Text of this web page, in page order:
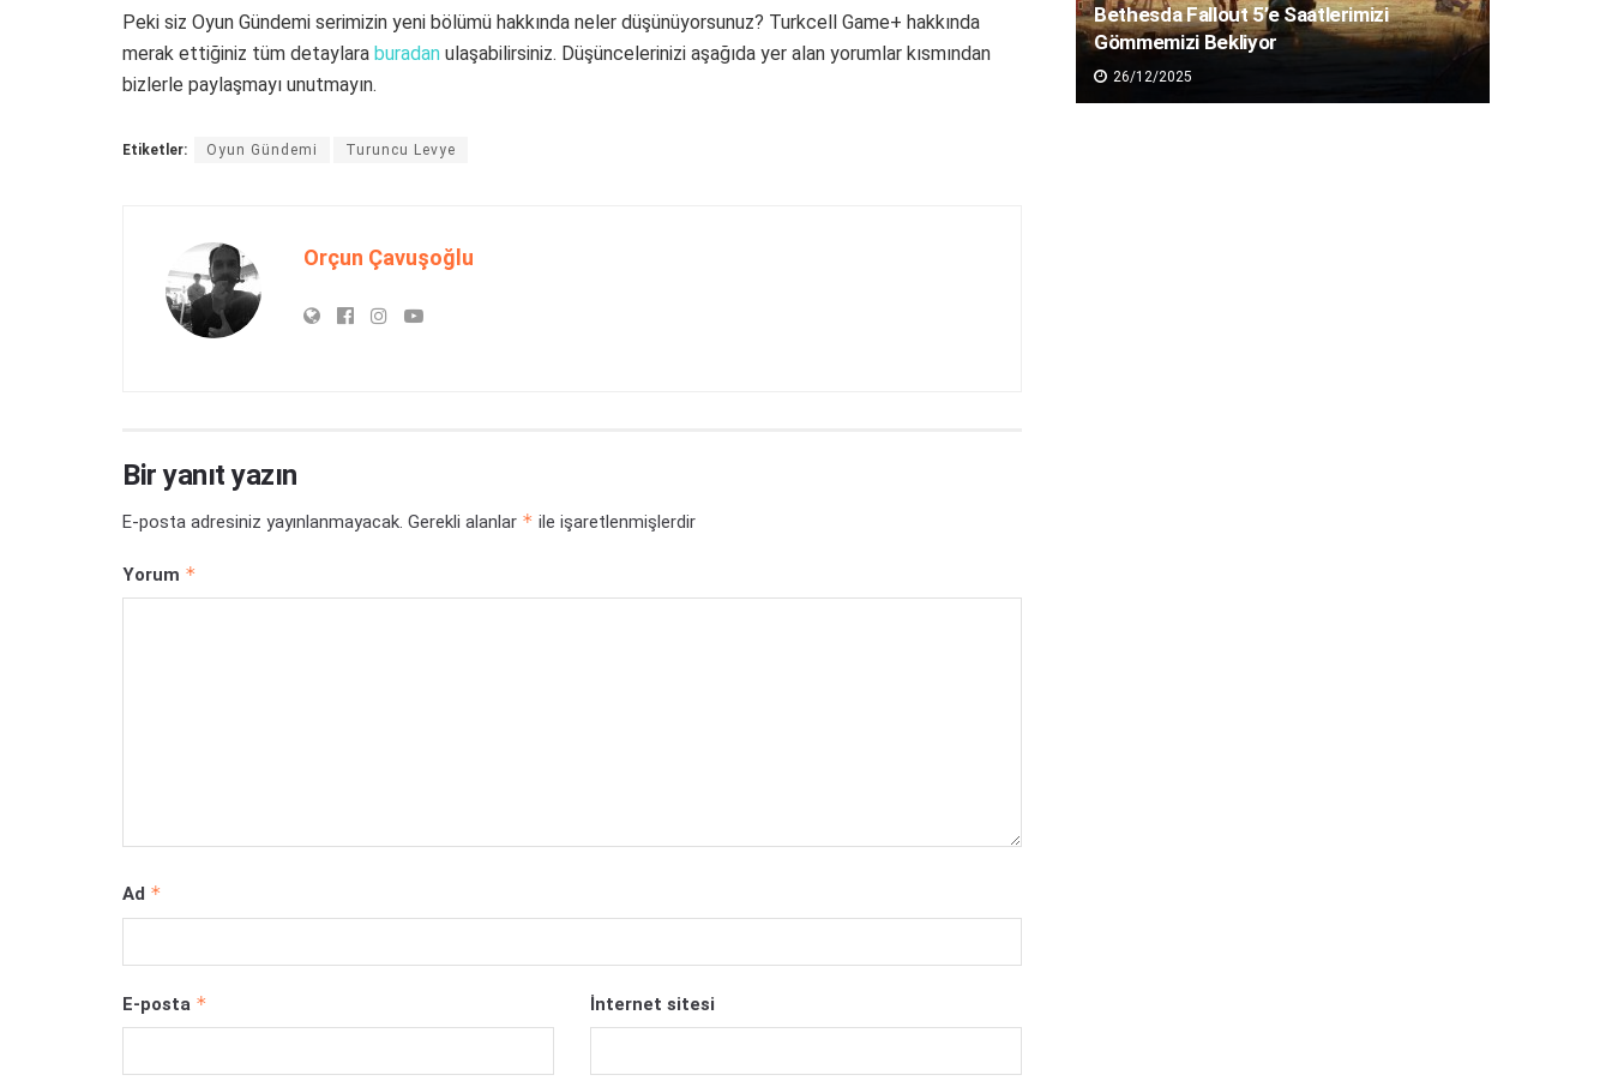
Peki siz Oyun Gündemi serimizin yeni bölümü hakkında neler düşünüyorsunuz? Turkcell Game+ hakkında
merak ettiğiniz tüm detaylara buradan ulaşabilirsiniz. Düşüncelerinizi aşağıda yer alan yorumlar kısmından
bizlerle paylaşmayı unutmayın.
Etiketler: Oyun Gündemi Turuncu Levye
Orçun Çavuşoğlu
Bir yanıt yazın
E-posta adresiniz yayınlanmayacak. Gerekli alanlar * ile işaretlenmişlerdir
Yorum *
Ad *
E-posta * İnternet sitesi
Bethesda Fallout 5’e Saatlerimizi
Gömmemizi Bekliyor
26/12/2025